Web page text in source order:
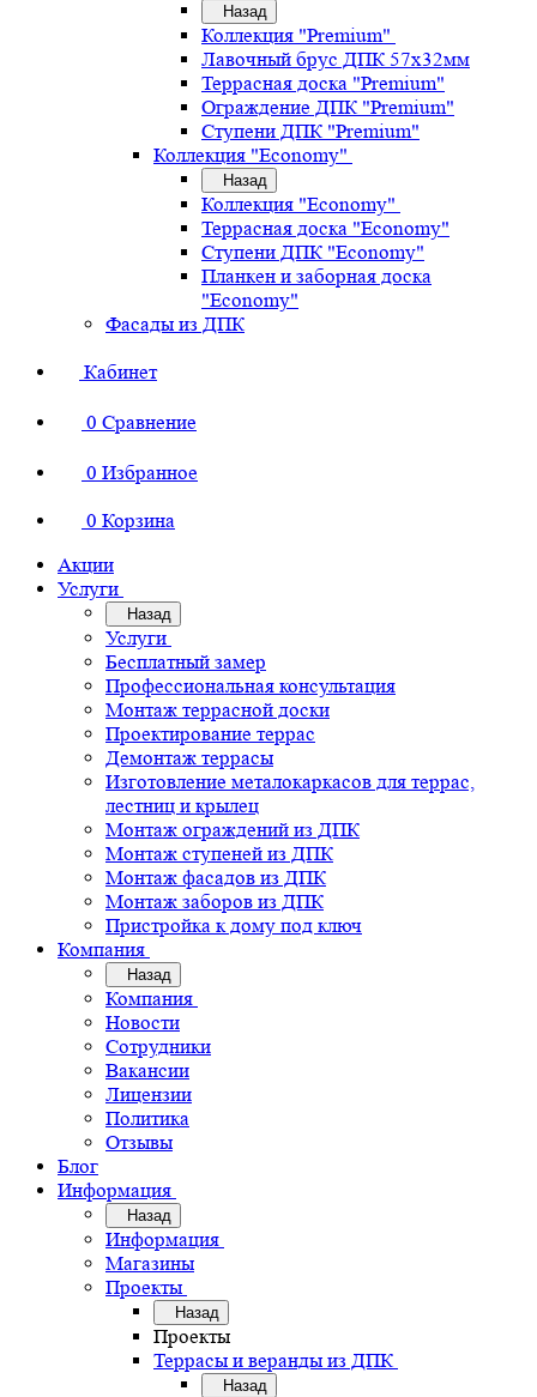
Назад
Коллекция "Premium"
Лавочный брус ДПК 57х32мм
Террасная доска "Premium"
Ограждение ДПК "Premium"
Ступени ДПК "Premium"
Коллекция "Economy"
Назад
Коллекция "Economy"
Террасная доска "Economy"
Ступени ДПК "Economy"
Планкен и заборная доска
"Economy"
Фасады из ДПК
Кабинет
0 Сравнение
0 Избранное
0 Корзина
Акции
Услуги
Назад
Услуги
Бесплатный замер
Профессиональная консультация
Монтаж террасной доски
Проектирование террас
Демонтаж террасы
Изготовление металокаркасов для террас,
лестниц и крылец
Монтаж ограждений из ДПК
Монтаж ступеней из ДПК
Монтаж фасадов из ДПК
Монтаж заборов из ДПК
Пристройка к дому под ключ
Компания
Назад
Компания
Новости
Сотрудники
Вакансии
Лицензии
Политика
Отзывы
Блог
Информация
Назад
Информация
Магазины
Проекты
Назад
Проекты
Террасы и веранды из ДПК
Назад